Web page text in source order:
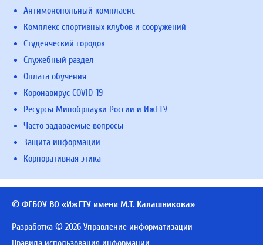
Антимонопольный комплаенс
Комплекс спортивных клубов и сооружений
Студенческий городок
Служебный раздел
Оплата обучения
Коронавирус COVID-19
Ресурсы Минобрнауки России и ИжГТУ
Часто задаваемые вопросы
Защита информации
Корпоративная этика
© ФГБОУ ВО «ИжГТУ имени М.Т. Калашникова»
Разработка © 2026 Управление информатизации